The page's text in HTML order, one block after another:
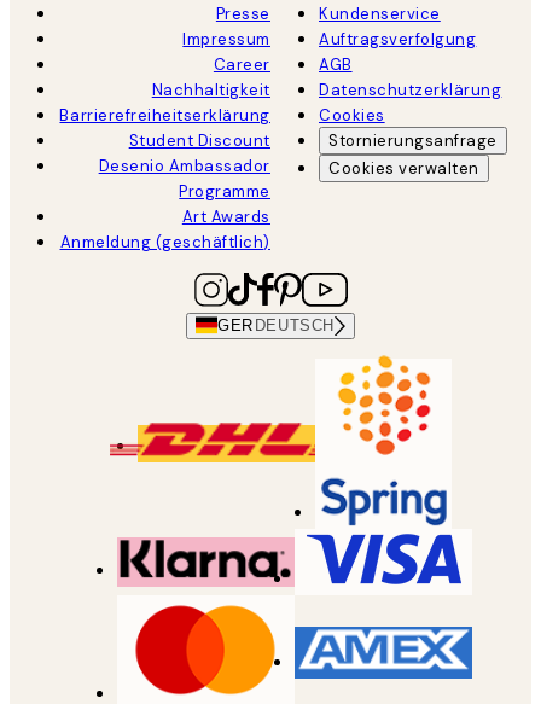
Presse
Impressum
Career
Nachhaltigkeit
Barrierefreiheitserklärung
Student Discount
Desenio Ambassador
Programme
Art Awards
Anmeldung (geschäftlich)
Kundenservice
Auftragsverfolgung
AGB
Datenschutzerklärung
Cookies
Stornierungsanfrage
Cookies verwalten
GER DEUTSCH